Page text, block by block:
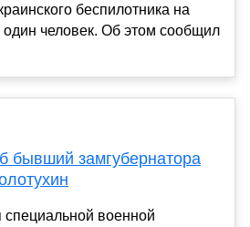
беспилотника на
один человек. Об этом сообщил
бывший замгубернатора
специальной военной